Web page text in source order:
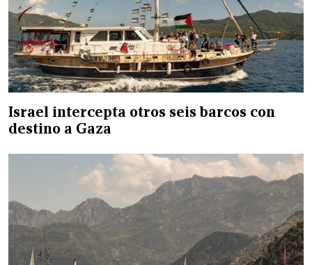
Israel intercepta otros seis barcos con
destino a Gaza